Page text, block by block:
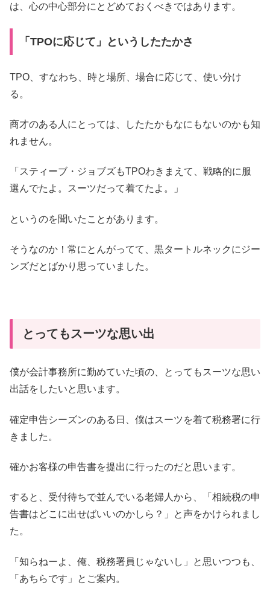
は、心の中心部分にとどめておくべきではあります。
「TPOに応じて」というしたたかさ
TPO、すなわち、時と場所、場合に応じて、使い分け
る。
商才のある人にとっては、したたかもなにもないのかも知
れません。
「スティーブ・ジョブズもTPOわきまえて、戦略的に服
選んでたよ。スーツだって着てたよ。」
というのを聞いたことがあります。
そうなのか！常にとんがってて、黒タートルネックにジー
ンズだとばかり思っていました。
とってもスーツな思い出
僕が会計事務所に勤めていた頃の、とってもスーツな思い
出話をしたいと思います。
確定申告シーズンのある日、僕はスーツを着て税務署に行
きました。
確かお客様の申告書を提出に行ったのだと思います。
すると、受付待ちで並んでいる老婦人から、「相続税の申
告書はどこに出せばいいのかしら？」と声をかけられまし
た。
「知らねーよ、俺、税務署員じゃないし」と思いつつも、
「あちらです」とご案内。